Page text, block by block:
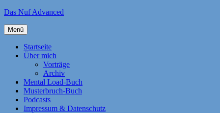
Zum
springen
Das Nuf Advanced
Menü
Startseite
Über mich
Vorträge
Archiv
Mental Load-Buch
Musterbruch-Buch
Podcasts
Impressum & Datenschutz